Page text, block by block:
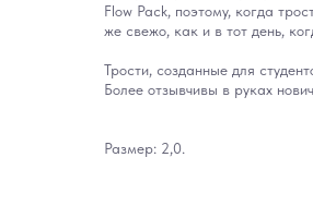
Flow Pack, поэтому, когда
же свежо, как и в тот день,
Трости, созданные для
Более отзывчивы в руках
Размер: 2,0.